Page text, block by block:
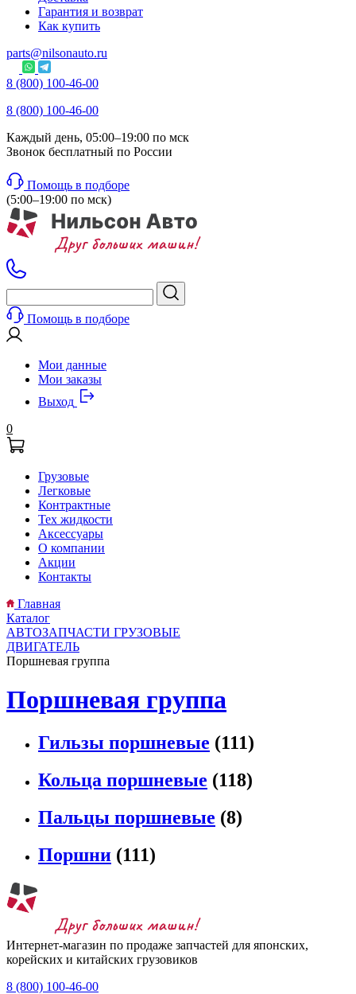
Гарантия и возврат
Как купить
parts@nilsonauto.ru
8 (800) 100-46-00
8 (800) 100-46-00
Каждый день, 05:00–19:00 по мск
Звонок бесплатный по России
Помощь в подборе
(5:00–19:00 по мск)
Помощь в подборе
Мои данные
Мои заказы
Выход
0
Грузовые
Легковые
Контрактные
Тех жидкости
Аксессуары
О компании
Акции
Контакты
Главная
Каталог
АВТОЗАПЧАСТИ ГРУЗОВЫЕ
ДВИГАТЕЛЬ
Поршневая группа
Поршневая группа
Гильзы поршневые (111)
Кольца поршневые (118)
Пальцы поршневые (8)
Поршни (111)
Интернет-магазин по продаже запчастей для японских,
корейских и китайских грузовиков
8 (800) 100-46-00